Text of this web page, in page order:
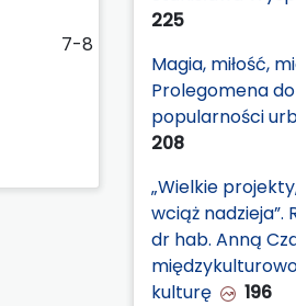
7-8
225
Magia, miłość,
Prolegomena do
popularności
208
„Wielkie
wciąż nadzieja”.
dr hab. Anną
kulturę
196